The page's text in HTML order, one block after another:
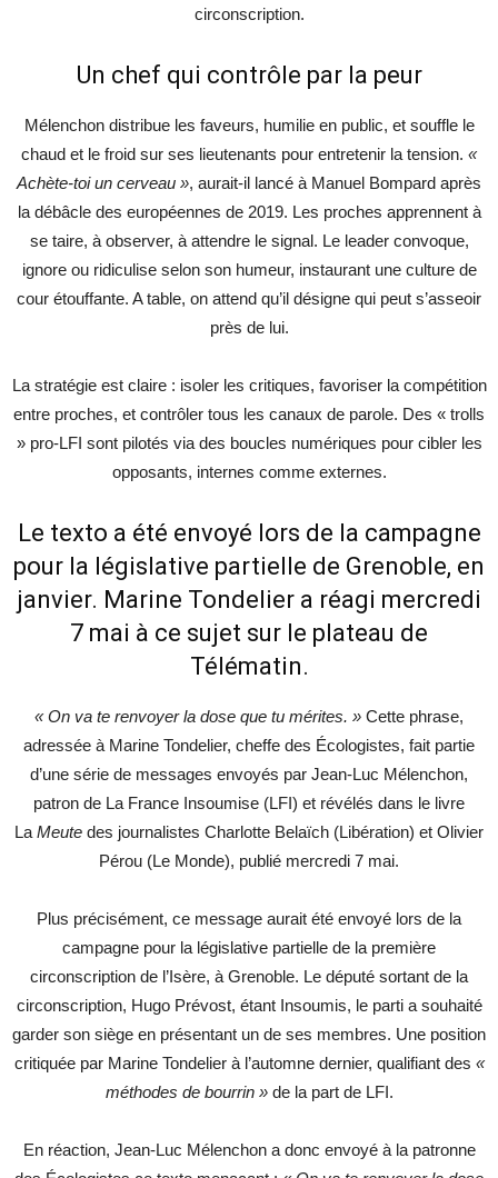
circonscription.
Un chef qui contrôle par la peur
Mélenchon distribue les faveurs, humilie en public, et souffle le
chaud et le froid sur ses lieutenants pour entretenir la tension. «
Achète-toi un cerveau », aurait-il lancé à Manuel Bompard après
la débâcle des européennes de 2019. Les proches apprennent à
se taire, à observer, à attendre le signal. Le leader convoque,
ignore ou ridiculise selon son humeur, instaurant une culture de
cour étouffante. A table, on attend qu’il désigne qui peut s’asseoir
près de lui.
La stratégie est claire : isoler les critiques, favoriser la compétition
entre proches, et contrôler tous les canaux de parole. Des « trolls
» pro-LFI sont pilotés via des boucles numériques pour cibler les
opposants, internes comme externes.
Le texto a été envoyé lors de la campagne
pour la législative partielle de Grenoble, en
janvier. Marine Tondelier a réagi mercredi
7 mai à ce sujet sur le plateau de
Télématin.
« On va te renvoyer la dose que tu mérites. » Cette phrase,
adressée à Marine Tondelier, cheffe des Écologistes, fait partie
d’une série de messages envoyés par Jean-Luc Mélenchon,
patron de La France Insoumise (LFI) et révélés dans le livre
La Meute des journalistes Charlotte Belaïch (Libération) et Olivier
Pérou (Le Monde), publié mercredi 7 mai.
Plus précisément, ce message aurait été envoyé lors de la
campagne pour la législative partielle de la première
circonscription de l’Isère, à Grenoble. Le député sortant de la
circonscription, Hugo Prévost, étant Insoumis, le parti a souhaité
garder son siège en présentant un de ses membres. Une position
critiquée par Marine Tondelier à l’automne dernier, qualifiant des «
méthodes de bourrin »de la part de LFI.
En réaction, Jean-Luc Mélenchon a donc envoyé à la patronne